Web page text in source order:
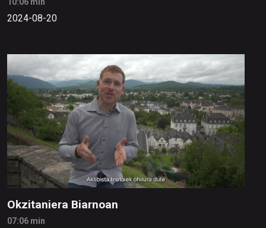
10:06 min
2024-08-20
Okzitaniera Biarnoan
07:06 min